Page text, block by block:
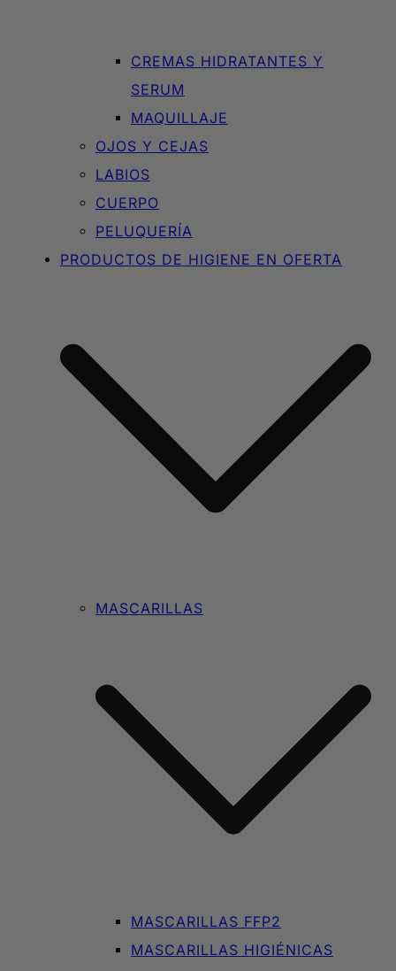
CREMAS HIDRATANTES Y
SERUM
MAQUILLAJE
OJOS Y CEJAS
LABIOS
CUERPO
PELUQUERÍA
PRODUCTOS DE HIGIENE EN OFERTA
MASCARILLAS
MASCARILLAS FFP2
MASCARILLAS HIGIÉNICAS